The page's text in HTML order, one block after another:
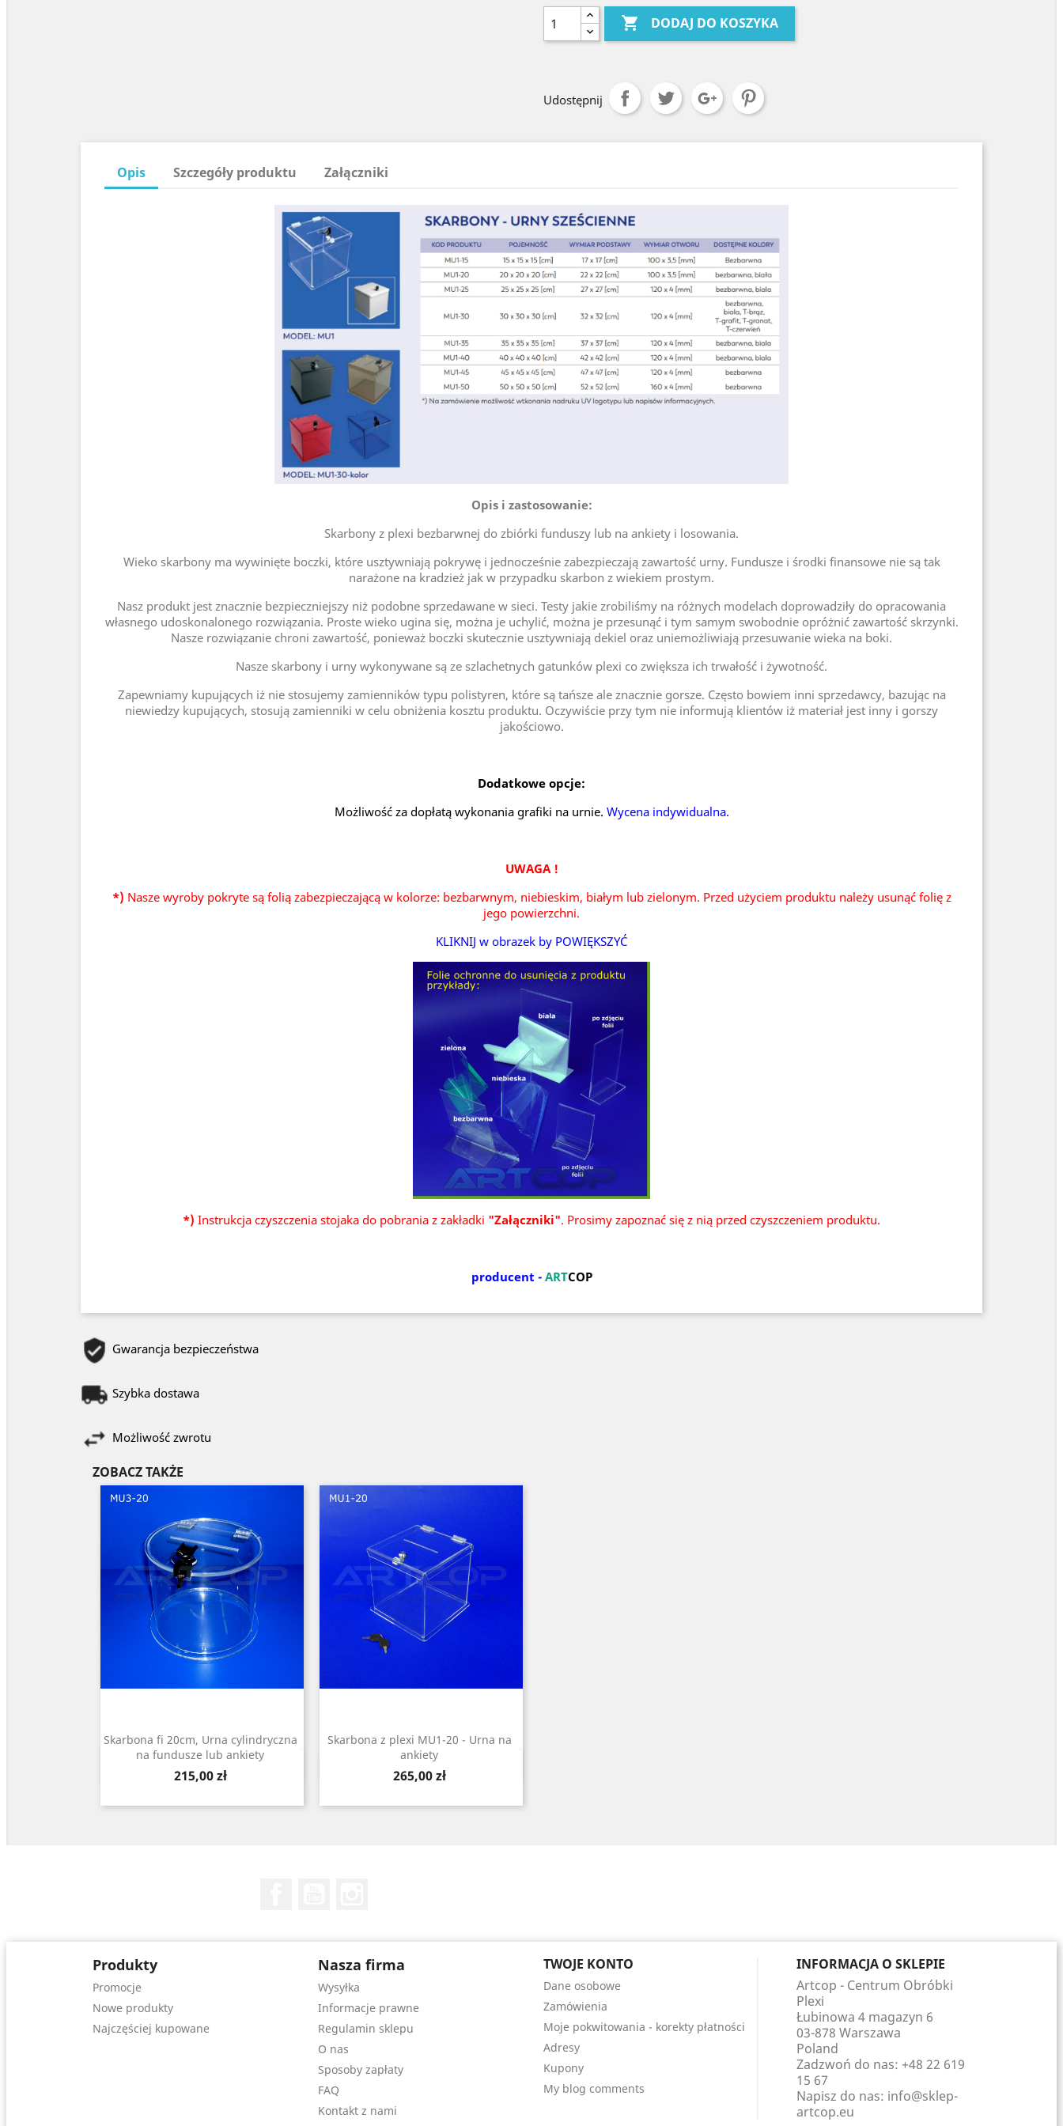
 DODAJ DO KOSZYKA
Udostępnij
Opis Szczegóły produktu Załączniki
Opis i zastosowanie:
Skarbony z plexi bezbarwnej do zbiórki funduszy lub na ankiety i losowania.
Wieko skarbony ma wywinięte boczki, które usztywniają pokrywę i jednocześnie zabezpieczają zawartość urny. Fundusze i środki finansowe nie są tak
narażone na kradzież jak w przypadku skarbon z wiekiem prostym.
Nasz produkt jest znacznie bezpieczniejszy niż podobne sprzedawane w sieci. Testy jakie zrobiliśmy na różnych modelach doprowadziły do opracowania
własnego udoskonalonego rozwiązania. Proste wieko ugina się, można je uchylić, można je przesunąć i tym samym swobodnie opróżnić zawartość skrzynki.
Nasze rozwiązanie chroni zawartość, ponieważ boczki skutecznie usztywniają dekiel oraz uniemożliwiają przesuwanie wieka na boki.
Nasze skarbony i urny wykonywane są ze szlachetnych gatunków plexi co zwiększa ich trwałość i żywotność.
Zapewniamy kupujących iż nie stosujemy zamienników typu polistyren, które są tańsze ale znacznie gorsze. Często bowiem inni sprzedawcy, bazując na
niewiedzy kupujących, stosują zamienniki w celu obniżenia kosztu produktu. Oczywiście przy tym nie informują klientów iż materiał jest inny i gorszy
jakościowo.
Dodatkowe opcje:
Możliwość za dopłatą wykonania grafiki na urnie. Wycena indywidualna.
UWAGA !
*) Nasze wyroby pokryte są folią zabezpieczającą w kolorze: bezbarwnym, niebieskim, białym lub zielonym. Przed użyciem produktu należy usunąć folię z
jego powierzchni.
KLIKNIJ w obrazek by POWIĘKSZYĆ
*) Instrukcja czyszczenia stojaka do pobrania z zakładki "Załączniki". Prosimy zapoznać się z nią przed czyszczeniem produktu.
producent - ARTCOP
Gwarancja bezpieczeństwa
Szybka dostawa
Możliwość zwrotu
ZOBACZ TAKŻE
Skarbona fi 20cm, Urna cylindryczna
na fundusze lub ankiety
Cena
215,00 zł
Szybki podgląd
Skarbona z plexi MU1-20 - Urna na
ankiety
Cena
265,00 zł
Szybki podgląd
Produkty
Promocje
Nowe produkty
Najczęściej kupowane
Nasza firma
Wysyłka
Informacje prawne
Regulamin sklepu
O nas
Sposoby zapłaty
FAQ
Kontakt z nami
TWOJE KONTO
Dane osobowe
Zamówienia
Moje pokwitowania - korekty płatności
Adresy
Kupony
My blog comments
INFORMACJA O SKLEPIE
Artcop - Centrum Obróbki
Plexi
Łubinowa 4 magazyn 6
03-878 Warszawa
Poland
Zadzwoń do nas: +48 22 619
15 67
Napisz do nas: info@sklep-
artcop.eu